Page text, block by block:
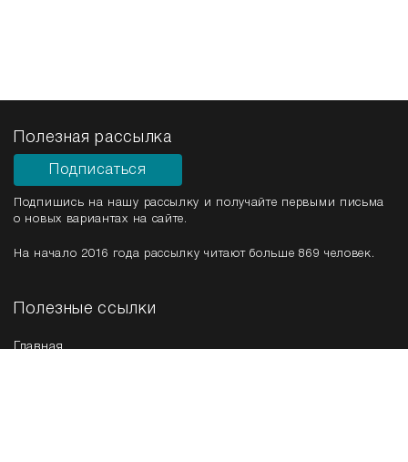
Полезная рассылка
Подписаться
Подпишись на нашу рассылку и получайте первыми письма
о новых вариантах на сайте.
На начало 2016 года рассылку читают больше 869 человек.
Полезные ссылки
Главная